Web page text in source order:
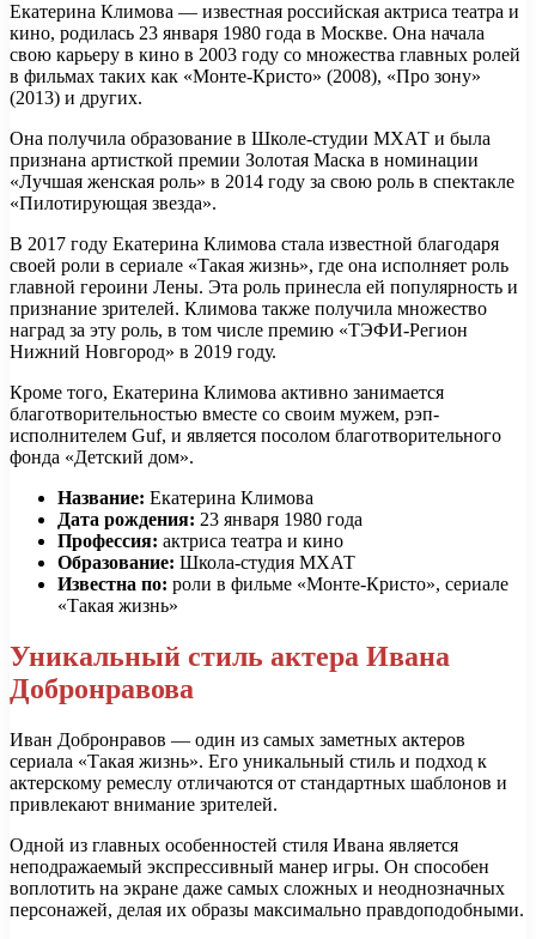
Екатерина Климова — известная российская актриса театра и
кино, родилась 23 января 1980 года в Москве. Она начала
свою карьеру в кино в 2003 году со множества главных ролей
в фильмах таких как «Монте-Кристо» (2008), «Про зону»
(2013) и других.
Она получила образование в Школе-студии МХАТ и была
признана артисткой премии Золотая Маска в номинации
«Лучшая женская роль» в 2014 году за свою роль в спектакле
«Пилотирующая звезда».
В 2017 году Екатерина Климова стала известной благодаря
своей роли в сериале «Такая жизнь», где она исполняет роль
главной героини Лены. Эта роль принесла ей популярность и
признание зрителей. Климова также получила множество
наград за эту роль, в том числе премию «ТЭФИ-Регион
Нижний Новгород» в 2019 году.
Кроме того, Екатерина Климова активно занимается
благотворительностью вместе со своим мужем, рэп-
исполнителем Guf, и является посолом благотворительного
фонда «Детский дом».
Название: Екатерина Климова
Дата рождения: 23 января 1980 года
Профессия: актриса театра и кино
Образование: Школа-студия МХАТ
Известна по: роли в фильме «Монте-Кристо», сериале
«Такая жизнь»
Уникальный стиль актера Ивана
Добронравова
Иван Добронравов — один из самых заметных актеров
сериала «Такая жизнь». Его уникальный стиль и подход к
актерскому ремеслу отличаются от стандартных шаблонов и
привлекают внимание зрителей.
Одной из главных особенностей стиля Ивана является
неподражаемый экспрессивный манер игры. Он способен
воплотить на экране даже самых сложных и неоднозначных
персонажей, делая их образы максимально правдоподобными.